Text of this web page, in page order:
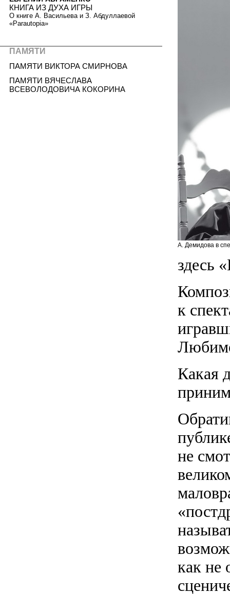
А. Демидова в
здесь
к
Какая
не
как не
КНИГА ИЗ ДУХА ИГРЫ
О книге А. Васильева и З. Абдуллаевой
«Parautopia»
ПАМЯТИ
ПАМЯТИ ВИКТОРА СМИРНОВА
ПАМЯТИ ВЯЧЕСЛАВА
ВСЕВОЛОДОВИЧА КОКОРИНА